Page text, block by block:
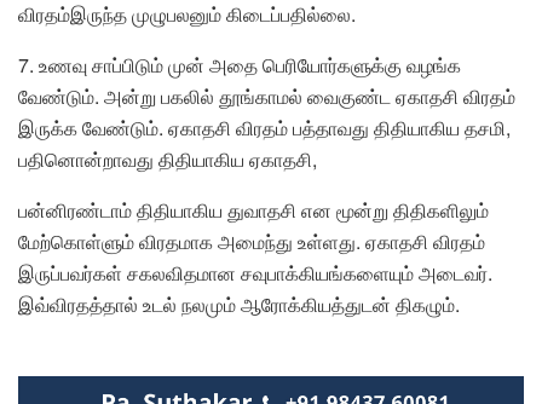
விரதம்இருந்த முழுபலனும் கிடைப்பதில்லை.
7. உணவு சாப்பிடும் முன் அதை பெரியோர்களுக்கு வழங்க
வேண்டும். அன்று பகலில் தூங்காமல் வைகுண்ட ஏகாதசி விரதம்
இருக்க வேண்டும். ஏகாதசி விரதம் பத்தாவது திதியாகிய தசமி,
பதினொன்றாவது திதியாகிய ஏகாதசி,
பன்னிரண்டாம் திதியாகிய துவாதசி என மூன்று திதிகளிலும்
மேற்கொள்ளும் விரதமாக அமைந்து உள்ளது. ஏகாதசி விரதம்
இருப்பவர்கள் சகலவிதமான சவுபாக்கியங்களையும் அடைவர்.
இவ்விரதத்தால் உடல் நலமும் ஆரோக்கியத்துடன் திகழும்.